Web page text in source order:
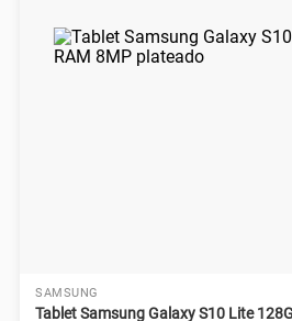
SAMSUNG
Tablet Samsung Galaxy S10 Lite